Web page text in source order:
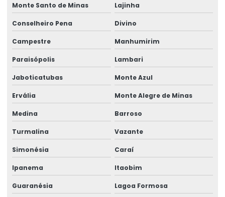
Rótulos Com Acabamento Fosco
Rótulos De Identificação Para Produtos
Rótulos De Segurança Para Produtos
Rótulos Em Papel Couchê
Rótulos Especiais Para Bebidas
Rótulos Metalizados Para Embalagens
Rótulos Para Alimentos Congelados
Rótulos Para Congelados
Monte Santo de Minas Lajinha
Conselheiro Pena Divino
Campestre Manhumirim
Paraisópolis Lambari
Jaboticatubas Monte Azul
Ervália Monte Alegre de Minas
Medina Barroso
Turmalina Vazante
Simonésia Caraí
Ipanema Itaobim
Guaranésia Lagoa Formosa